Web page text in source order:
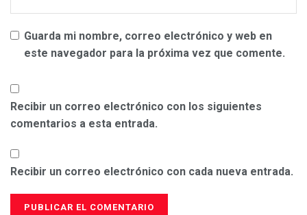
Guarda mi nombre, correo electrónico y web en
este navegador para la próxima vez que comente.
Recibir un correo electrónico con los siguientes
comentarios a esta entrada.
Recibir un correo electrónico con cada nueva entrada.